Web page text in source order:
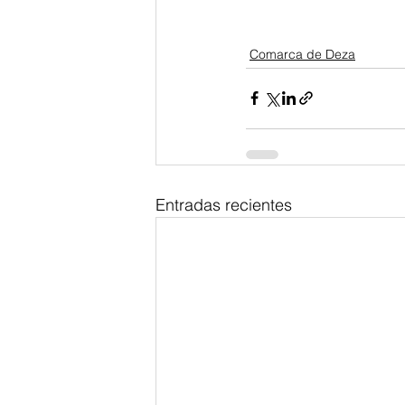
Comarca de Deza
Entradas recientes